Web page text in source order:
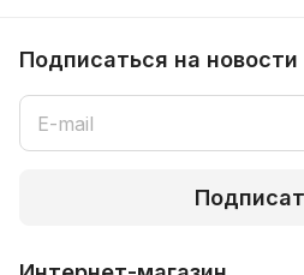
Подписаться на новости